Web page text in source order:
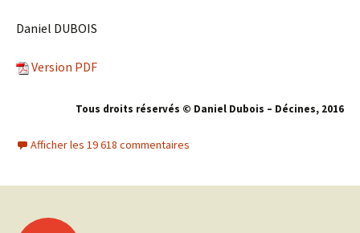
Daniel DUBOIS
Version PDF
Tous droits réservés © Daniel Dubois – Décines, 2016
Afficher les 19 618 commentaires